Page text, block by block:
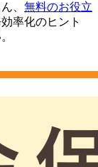
、 無料のお役立
率化のヒント